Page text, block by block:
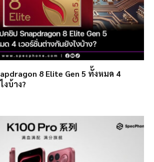
8 Elite Gen 5 ทั้งหมด 4
งบ้าง?